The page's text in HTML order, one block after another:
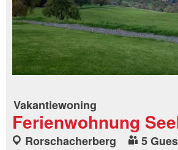
Vakantiewoning
Ferienwohnung
Rorschacherberg
5